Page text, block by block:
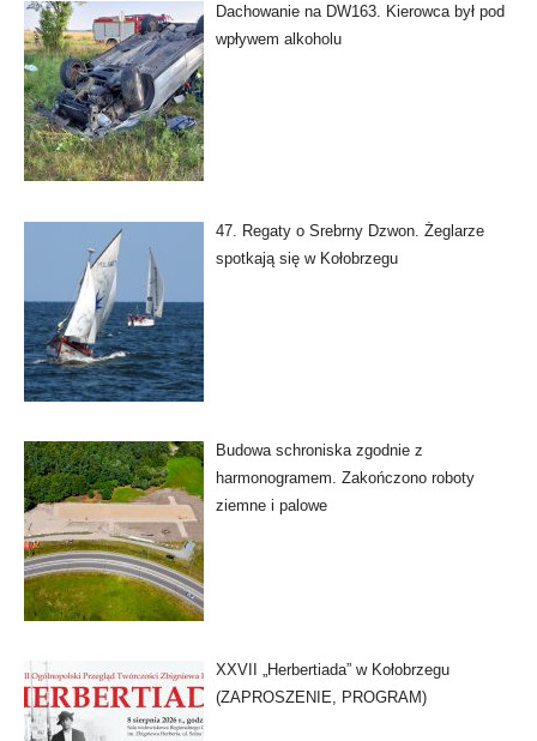
Dachowanie na DW163. Kierowca był pod
wpływem alkoholu
47. Regaty o Srebrny Dzwon. Żeglarze
spotkają się w Kołobrzegu
Budowa schroniska zgodnie z
harmonogramem. Zakończono roboty
ziemne i palowe
XXVII „Herbertiada” w Kołobrzegu
(ZAPROSZENIE, PROGRAM)